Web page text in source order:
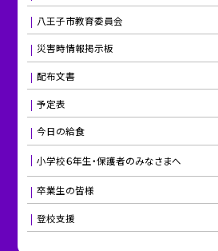
八王子市教育委員会
災害時情報掲示板
配布文書
予定表
今日の給食
小学校６年生・保護者のみなさまへ
卒業生の皆様
登校支援